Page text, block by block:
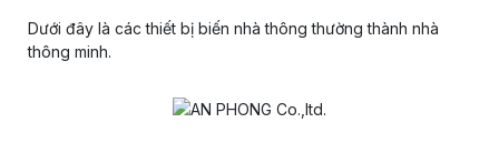
Dưới đây là các thiết bị biến nhà thông thường thành nhà
thông minh.